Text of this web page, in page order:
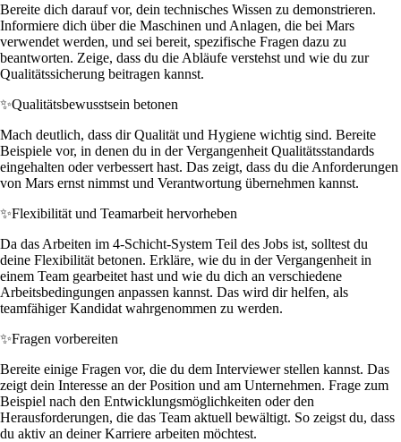
Bereite dich darauf vor, dein technisches Wissen zu demonstrieren.
Informiere dich über die Maschinen und Anlagen, die bei Mars
verwendet werden, und sei bereit, spezifische Fragen dazu zu
beantworten. Zeige, dass du die Abläufe verstehst und wie du zur
Qualitätssicherung beitragen kannst.
✨Qualitätsbewusstsein betonen
Mach deutlich, dass dir Qualität und Hygiene wichtig sind. Bereite
Beispiele vor, in denen du in der Vergangenheit Qualitätsstandards
eingehalten oder verbessert hast. Das zeigt, dass du die Anforderungen
von Mars ernst nimmst und Verantwortung übernehmen kannst.
✨Flexibilität und Teamarbeit hervorheben
Da das Arbeiten im 4-Schicht-System Teil des Jobs ist, solltest du
deine Flexibilität betonen. Erkläre, wie du in der Vergangenheit in
einem Team gearbeitet hast und wie du dich an verschiedene
Arbeitsbedingungen anpassen kannst. Das wird dir helfen, als
teamfähiger Kandidat wahrgenommen zu werden.
✨Fragen vorbereiten
Bereite einige Fragen vor, die du dem Interviewer stellen kannst. Das
zeigt dein Interesse an der Position und am Unternehmen. Frage zum
Beispiel nach den Entwicklungsmöglichkeiten oder den
Herausforderungen, die das Team aktuell bewältigt. So zeigst du, dass
du aktiv an deiner Karriere arbeiten möchtest.